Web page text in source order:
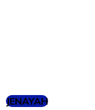
JENAYAH